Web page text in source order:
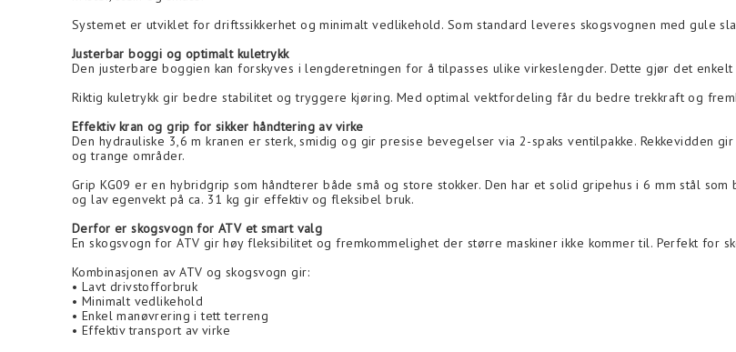
Systemet er utviklet for driftssikkerhet og minimalt vedlikehold. Som standard leveres skogsvognen med gule
Justerbar boggi og optimalt kuletrykk
Den justerbare boggien kan forskyves i lengderetningen for å tilpasses ulike virkeslengder. Dette gjør det
Riktig kuletrykk gir bedre stabilitet og tryggere kjøring. Med optimal vektfordeling får du bedre trekkraft og
Effektiv kran og grip for sikker håndtering av virke
Den hydrauliske 3,6 m kranen er sterk, smidig og gir presise bevegelser via 2-spaks ventilpakke.
og trange områder.
Grip KG09 er en hybridgrip som håndterer både små og store stokker. Den har et solid gripehus i 6 mm stål
og lav egenvekt på ca. 31 kg gir effektiv og fleksibel bruk.
Derfor er skogsvogn for ATV et smart valg
En skogsvogn for ATV gir høy fleksibilitet og fremkommelighet der større maskiner ikke kommer til. Perfekt for
Kombinasjonen av ATV og skogsvogn gir:
• Lavt drivstofforbruk
• Minimalt vedlikehold
• Enkel manøvrering i tett terreng
• Effektiv transport av virke